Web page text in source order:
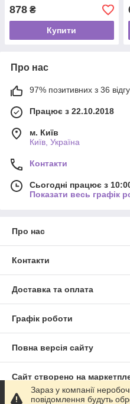
878 ₴
Купити
Про нас
97% позитивних з 36
Працює з 22.10.2018
м. Київ
Київ, Україна
Контакти
Сьогодні працює з
Показати весь графік
Про нас
Контакти
Доставка та оплата
Графік роботи
Повна версія сайту
Сайт створено на
Зараз у компанії
повідомлення будуть